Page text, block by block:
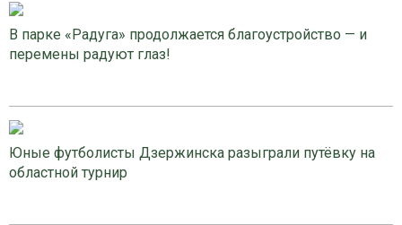
В парке «Радуга» продолжается благоустройство — и
перемены радуют глаз!
Юные футболисты Дзержинска разыграли путёвку на
областной турнир